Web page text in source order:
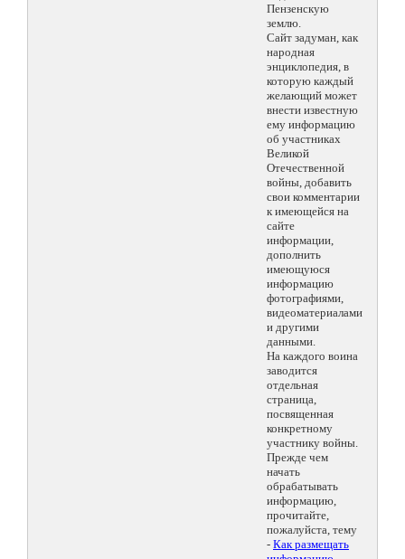
Пензенскую
землю.
Сайт задуман, как
народная
энциклопедия, в
которую каждый
желающий может
внести известную
ему информацию
об участниках
Великой
Отечественной
войны, добавить
свои комментарии
к имеющейся на
сайте
информации,
дополнить
имеющуюся
информацию
фотографиями,
видеоматериалами
и другими
данными.
На каждого воина
заводится
отдельная
страница,
посвященная
конкретному
участнику войны.
Прежде чем
начать
обрабатывать
информацию,
прочитайте,
пожалуйста, тему
- Как размещать